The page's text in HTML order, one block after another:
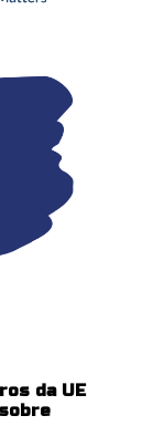
da UE